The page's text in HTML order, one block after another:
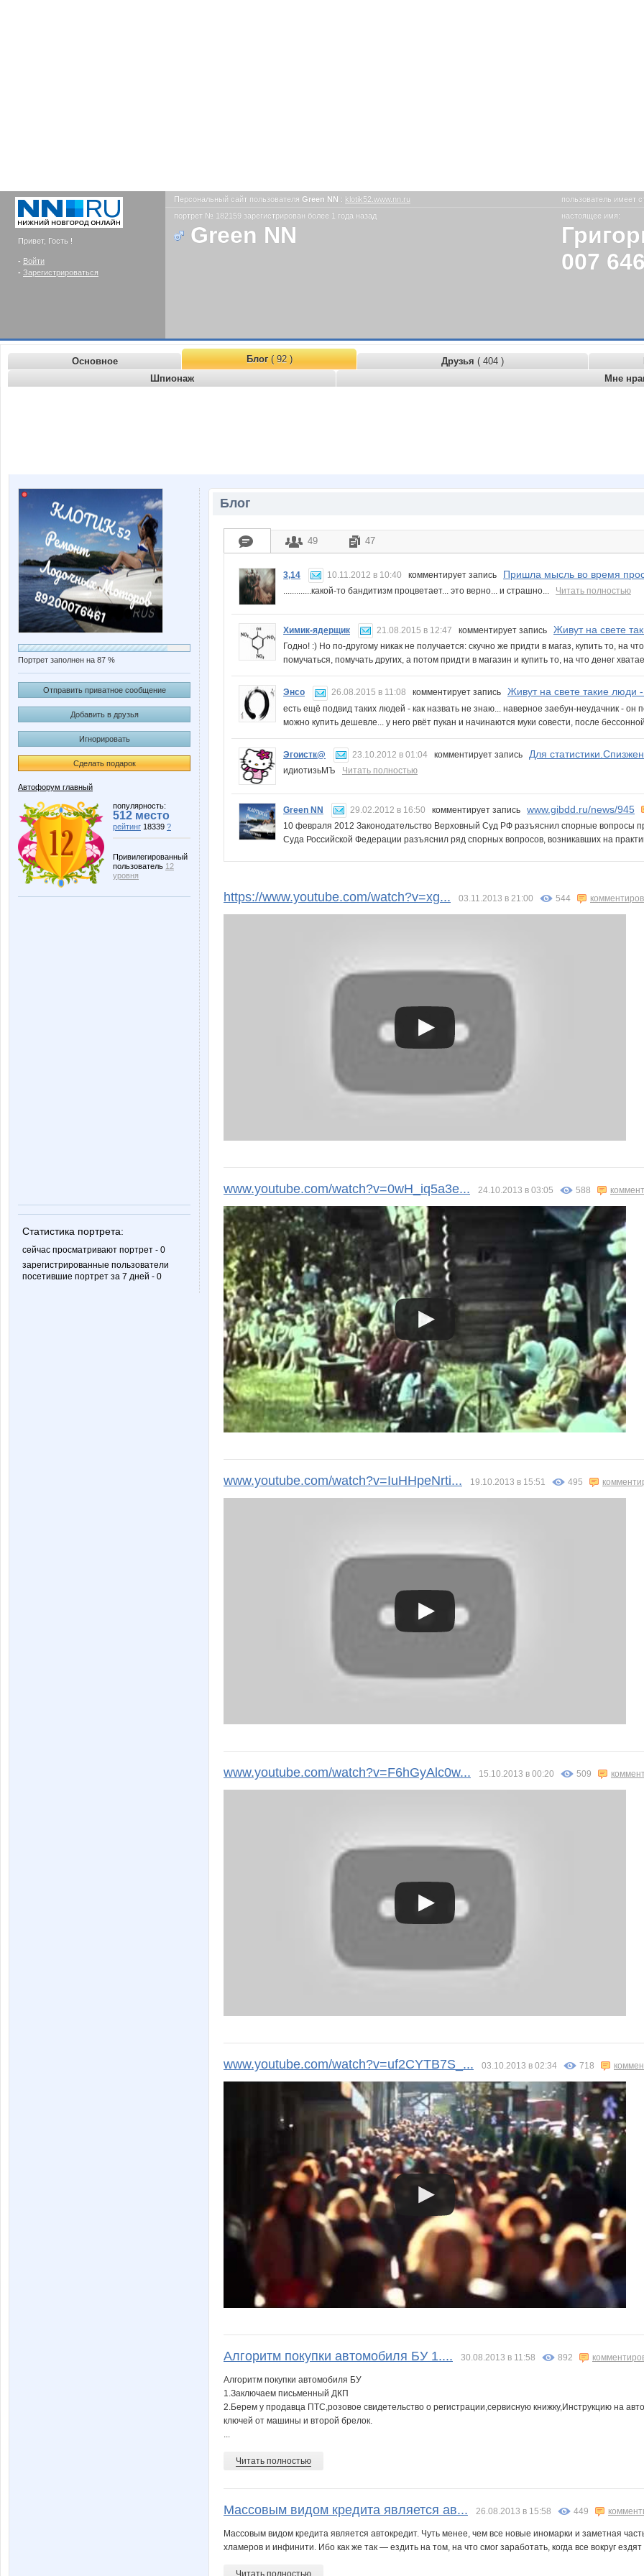
Привет, Гость !
- Войти
- Зарегистрироваться
Персональный сайт пользователя Green NN : klotik52.www.nn.ru пользователь имеет
портрет № 182159 зарегистрирован более 1 года назад
Green NN
настоящее имя:
007
Основное Блог( 92 ) Друзья ( 404 )
Шпионаж
Мне
Портрет заполнен на 87 %
Отправить приватное сообщение
Добавить в друзья
Игнорировать
Сделать подарок
Автофорум главный
популярность:
512 место
рейтинг 18339 ?
Привилегированный
пользователь 12
уровня
Статистика портрета:
сейчас просматривают портрет - 0
зарегистрированные пользователи
посетившие портрет за 7 дней - 0
Блог
49 47
3,14 10.11.2012 в 10:40 комментирует запись Пришла мысль во время
.............какой-то бандитизм процветает... это верно... и страшно... Читать полностью
Химик-ядерщик 21.08.2015 в 12:47 комментирует запись Живут на свете
Годно! :) Но по-другому никак не получается: скучно же придти в магаз, купить то, на
помучаться, помучать других, а потом придти в магазин и купить то, на что денег
Энсо 26.08.2015 в 11:08 комментирует запись Живут на свете такие люди
есть ещё подвид таких людей - как назвать не знаю... наверное заебун-неудачник - он
можно купить дешевле... у него рвёт пукан и начинаются муки совести, после
Эгоистк@ 23.10.2012 в 01:04 комментирует запись Для
идиотизьМЪ Читать полностью
Green NN 29.02.2012 в 16:50 комментирует запись www.gibdd.ru/news/945
10 февраля 2012 Законодательство Верховный Суд РФ разъяснил спорные вопросы
Суда Российской Федерации разъяснил ряд спорных вопросов, возникавших на
https://www.youtube.com/watch?v=xg... 03.11.2013 в 21:00 544
www.youtube.com/watch?v=0wH_iq5a3e... 24.10.2013 в 03:05 588
www.youtube.com/watch?v=IuHHpeNrti... 19.10.2013 в 15:51 495
www.youtube.com/watch?v=F6hGyAlc0w... 15.10.2013 в 00:20 509
www.youtube.com/watch?v=uf2CYTB7S_... 03.10.2013 в 02:34 718
Алгоритм покупки автомобиля БУ 1.... 30.08.2013 в 11:58 892
Алгоритм покупки автомобиля БУ
1.Заключаем письменный ДКП
2.Берем у продавца ПТС,розовое свидетельство о регистрации,сервисную книжку,Инструкцию на
ключей от машины и второй брелок.
...
Читать полностью
Массовым видом кредита является ав... 26.08.2013 в 15:58 449
Массовым видом кредита является автокредит. Чуть менее, чем все новые иномарки и заметная
хламеров и инфинити. Ибо как же так — ездить на том, на что смог заработать, когда все вокруг ездят
Читать полностью